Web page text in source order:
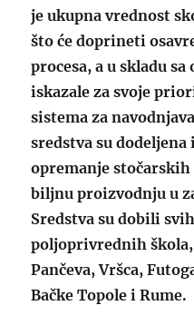
je ukupna vrednost
što će doprineti
procesa, a u skladu
iskazale za svoje
sistema za
sredstva su
opremanje
biljnu proizvodnju u
Sredstva su dobili
poljoprivrednih
Pančeva, Vršca,
Bačke Topole i Rume.